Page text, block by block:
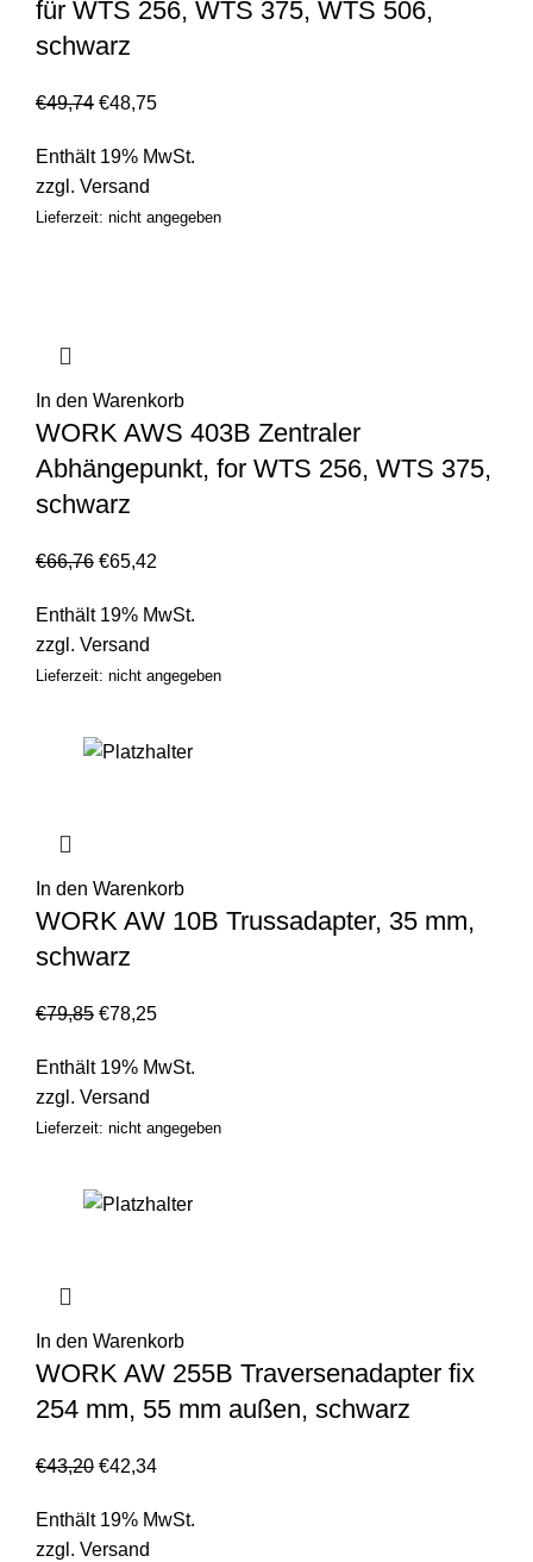
für WTS 256, WTS 375, WTS 506,
schwarz
€49,74 €48,75
Enthält 19% MwSt.
zzgl. Versand
Lieferzeit: nicht angegeben
In den Warenkorb
WORK AWS 403B Zentraler
Abhängepunkt, for WTS 256, WTS 375,
schwarz
€66,76 €65,42
Enthält 19% MwSt.
zzgl. Versand
Lieferzeit: nicht angegeben
In den Warenkorb
WORK AW 10B Trussadapter, 35 mm,
schwarz
€79,85 €78,25
Enthält 19% MwSt.
zzgl. Versand
Lieferzeit: nicht angegeben
In den Warenkorb
WORK AW 255B Traversenadapter fix
254 mm, 55 mm außen, schwarz
€43,20 €42,34
Enthält 19% MwSt.
zzgl. Versand